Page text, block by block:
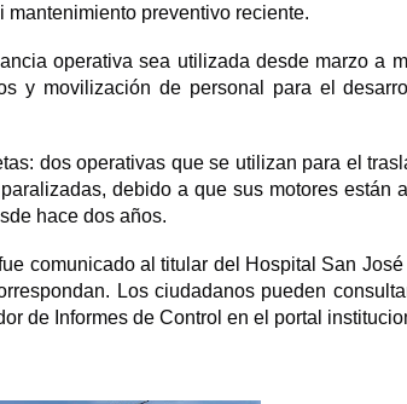
preventivo reciente.
operativa sea utilizada desde marzo a
y movilización de personal para el
dos operativas que se utilizan para el
debido a que sus motores están
hace dos años.
comunicado al titular del Hospital San
Los ciudadanos pueden
de Informes de Control en el portal